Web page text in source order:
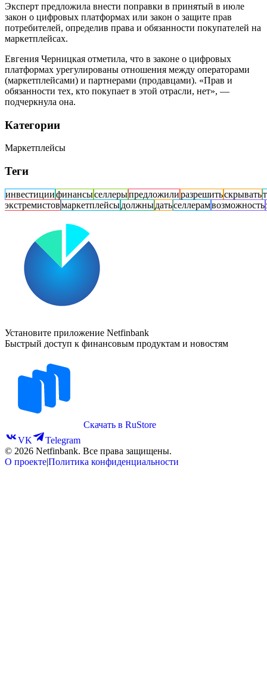
Эксперт предложила внести поправки в принятый в июле
закон о цифровых платформах или закон о защите прав
потребителей, определив права и обязанности покупателей на
маркетплейсах.
Евгения Черницкая отметила, что в законе о цифровых
платформах урегулированы отношения между операторами
(маркетплейсами) и партнерами (продавцами). «Прав и
обязанности тех, кто покупает в этой отрасли, нет», —
подчеркнула она.
Категории
Маркетплейсы
Теги
инвестициифинансыселлерыпредложилиразрешитьскрывать
экстремистовмаркетплейсыдолжныдатьселлерамвозможность
Установите приложение Netfinbank
Быстрый доступ к финансовым продуктам и новостям
Скачать в RuStore
VK
Telegram
© 2026 Netfinbank. Все права защищены.
О проекте|Политика конфиденциальности